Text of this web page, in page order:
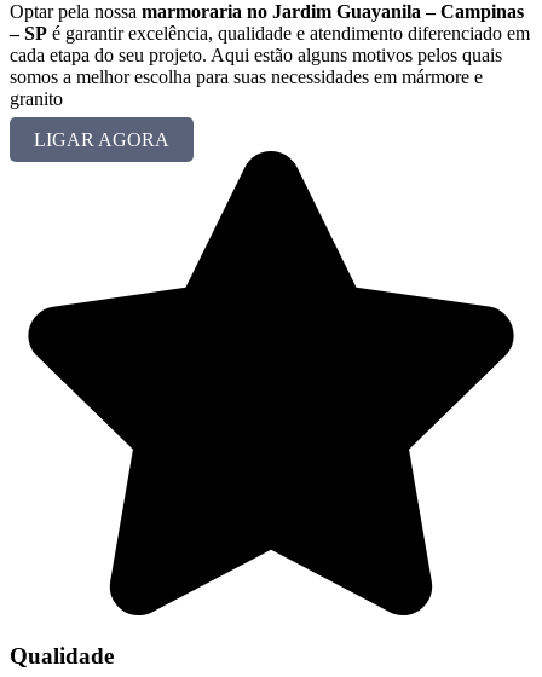
Optar pela nossa marmoraria no Jardim Guayanila – Campinas
– SP é garantir excelência, qualidade e atendimento diferenciado em
cada etapa do seu projeto. Aqui estão alguns motivos pelos quais
somos a melhor escolha para suas necessidades em mármore e
granito
LIGAR AGORA
Qualidade